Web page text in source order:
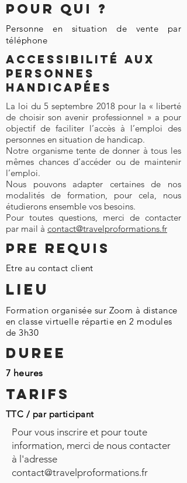
Pour Qui ?
Personne en situation de vente par
téléphone
Accessibilité aux
personnes
handicapées
La loi du 5 septembre 2018 pour la « liberté
de choisir son avenir professionnel » a pour
objectif de faciliter l’accès à l’emploi des
personnes en situation de handicap.
Notre organisme tente de donner à tous les
mêmes chances d’accéder ou de maintenir
l’emploi.
Nous pouvons adapter certaines de nos
modalités de formation, pour cela, nous
étudierons ensemble vos besoins.
Pour toutes questions, merci de contacter
par mail à contact@travelproformations.fr
PRE REQUIS
Etre au contact client
LIEU
Formation organisée sur Zoom à distance
en classe virtuelle répartie en 2 modules
de 3h30
DUREE
7 heures
TARIFS
TTC / par participant
Pour vous inscrire et pour toute
information, merci de nous contacter
à l'adresse
contact@travelproformations.fr